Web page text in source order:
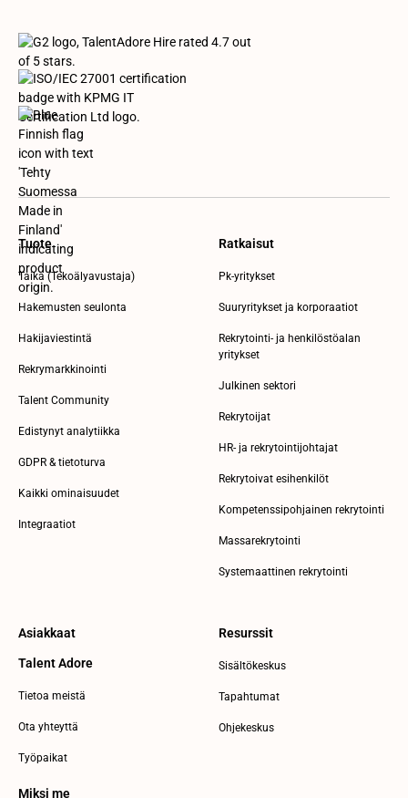
Tuote
Taika (Tekoälyavustaja)
Hakemusten seulonta
Hakijaviestintä
Rekrymarkkinointi
Talent Community
Edistynyt analytiikka
GDPR & tietoturva
Kaikki ominaisuudet
Integraatiot
Ratkaisut
Pk-yritykset
Suuryritykset ja korporaatiot
Rekrytointi- ja henkilöstöalan
yritykset
Julkinen sektori
Rekrytoijat
HR- ja rekrytointijohtajat
Rekrytoivat esihenkilöt
Kompetenssipohjainen rekrytointi
Massarekrytointi
Systemaattinen rekrytointi
Asiakkaat
Talent Adore
Tietoa meistä
Ota yhteyttä
Työpaikat
Miksi me
Resurssit
Sisältökeskus
Tapahtumat
Ohjekeskus